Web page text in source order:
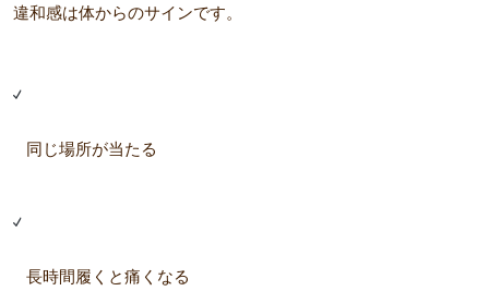
違和感は体からのサインです。
同じ場所が当たる
長時間履くと痛くなる